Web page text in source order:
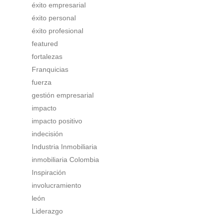
éxito empresarial
éxito personal
éxito profesional
featured
fortalezas
Franquicias
fuerza
gestión empresarial
impacto
impacto positivo
indecisión
Industria Inmobiliaria
inmobiliaria Colombia
Inspiración
involucramiento
león
Liderazgo